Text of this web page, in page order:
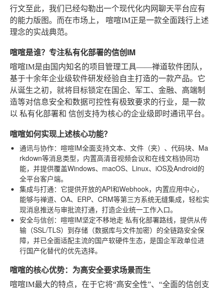
行文至此，我们已经勾勒出一个现代化内网聊天平台应有
的能力版图。而在市场上， 喧喧IM正是一款全面践行上述
理念的实战典范。
喧喧是谁？专注私有化部署的信创IM
喧喧IM是由国内知名的项目管理工具——禅道软件团队，
基于十余年企业级软件研发经验自主打造的一款产品。它
从诞生之初，就将目标锁定在国企、军工、金融、高端制
造等对信息安全和数据可控性有极致要求的行业，是一款
以 私有化部署和 信创支持为核心的企业级即时通讯平台。
喧喧如何实现上述核心功能？
通讯与协作：喧喧IM全面支持文本、文件（夹）、代码块、Ma
rkdown等消息类型，内置高清音视频会议和在线文档协同功
能，并提供覆盖Windows、macOS、Linux、iOS及Android的
全平台客户端。
集成与打通：它提供开放的API和Webhook，内置应用中心，
能够与禅道、OA、ERP、CRM等第三方系统无缝集成，轻松实
现消息推送与审批流打通，打造企业统一工作入口。
安全与信创：喧喧IM坚定不移地走 私有化部署路线，提供从传
输（SSL/TLS）到存储（数据库与文件加密）的全链路安全保
障，并已全面适配主流的国产软硬件生态，是国企军政单位进
行国产化替代的优先选择。
喧喧的核心优势：为高安全要求场景而生
喧喧IM最大的特点，在于它将“高安全性”、“全面的信创支